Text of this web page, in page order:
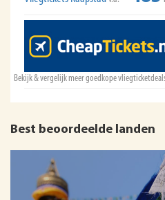
Bekijk & vergelijk meer goedkope
Best beoordeelde landen